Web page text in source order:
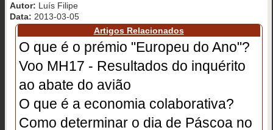
Autor: Luís Filipe
Data: 2013-03-05
Artigos Relacionados
O que é o prémio "Europeu do Ano"?
Voo MH17 - Resultados do inquérito
ao abate do avião
O que é a economia colaborativa?
Como determinar o dia de Páscoa no